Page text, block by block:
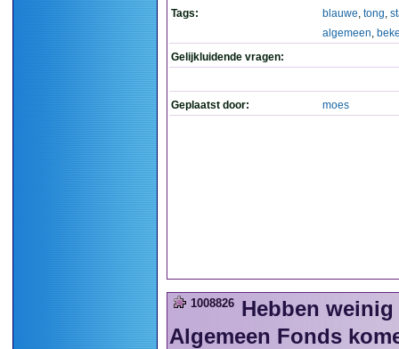
Tags:
blauwe, tong,
algemeen,
Gelijkluidende vragen:
Geplaatst door: moes
1008826 Hebben
Algemeen Fonds